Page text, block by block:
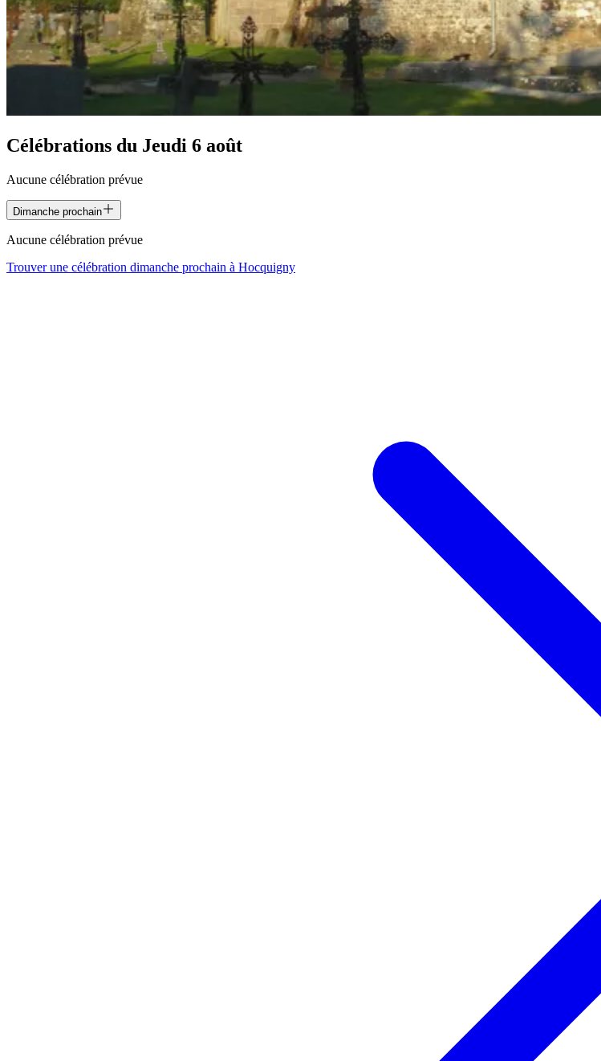
Célébrations du Jeudi 6 août
Aucune célébration prévue
Dimanche prochain
Aucune célébration prévue
Trouver une célébration dimanche prochain à Hocquigny